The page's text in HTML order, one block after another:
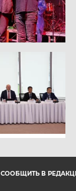
СООБЩИТЬ В